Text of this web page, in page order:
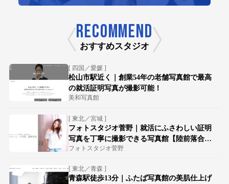
RECOMMEND
おすすめスタジオ
[ 四国／愛媛 ]
松山市駅近く｜創業54年の老舗写真館で最高
の就活証明写真が撮影可能！
美和写真館
[ 東北／宮城 ]
フォトスタジオ菅野｜就活にふさわしい証明
写真を丁寧に撮影できる写真館【陸前落合駅
徒歩15分】
フォトスタジオ菅野
[ 東北／青森 ]
青森駅徒歩13分｜ふたば写真館の美肌仕上げ